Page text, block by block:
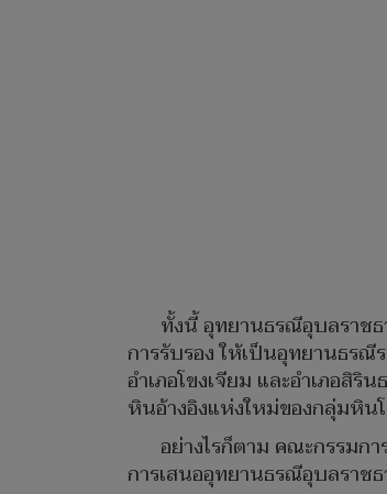
ทั้งนี้ อุทยานธรณีอุบลราช
การรับรอง ให้เป็นอุทยานธรณี
อำเภอโขงเจียม และอำเภอ
หินอ้างอิงแห่งใหม่ของกลุ่มหิน
อย่างไรก็ตาม คณะกรรมก
การเสนออุทยานธรณีอุบลราช